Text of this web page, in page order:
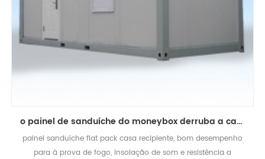
o painel de sanduíche do moneybox derruba a casa do recipiente do bloco liso
painel sanduíche flat pack casa recipiente, bom desempenho
para à prova de fogo, insolação de som e resistência a